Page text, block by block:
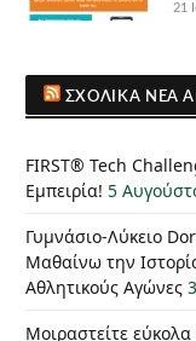
21
ΣΧΟΛΙΚΆ ΝΈΑ
FIRST® Tech
Εμπειρία! 5
Γυμνάσιο-Λύκειο
Μαθαίνω την
Αθλητικούς Αγώνες
Μοιραστείτε